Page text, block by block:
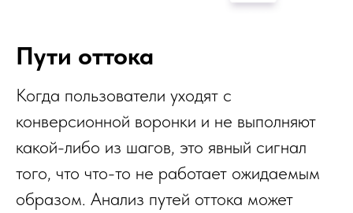
Пути оттока
Когда пользователи уходят с
конверсионной воронки и не выполняют
какой-либо из шагов, это явный сигнал
того, что что-то не работает ожидаемым
образом. Анализ путей оттока может